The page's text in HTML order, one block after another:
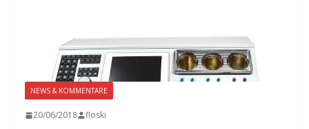
NEWS & KOMMENTARE
20/06/2018 floski